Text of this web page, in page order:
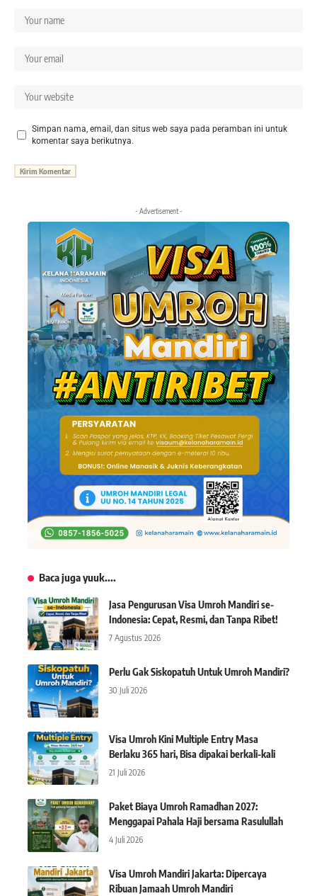
Simpan nama, email, dan situs web saya pada peramban ini untuk
komentar saya berikutnya.
- Advertisement -
Baca juga yuuk....
Jasa Pengurusan Visa Umroh Mandiri se-
Indonesia: Cepat, Resmi, dan Tanpa Ribet!
7 Agustus 2026
Perlu Gak Siskopatuh Untuk Umroh Mandiri?
30 Juli 2026
Visa Umroh Kini Multiple Entry Masa
Berlaku 365 hari, Bisa dipakai berkali-kali
21 Juli 2026
Paket Biaya Umroh Ramadhan 2027:
Menggapai Pahala Haji bersama Rasulullah
4 Juli 2026
Visa Umroh Mandiri Jakarta: Dipercaya
Ribuan Jamaah Umroh Mandiri